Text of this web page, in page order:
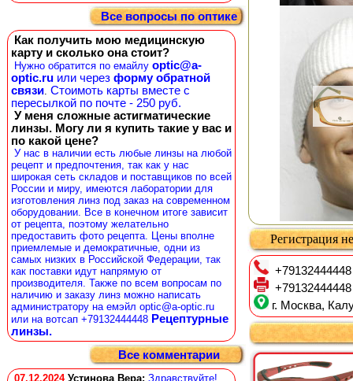
Все вопросы по оптике
Как получить мою медицинскую
карту и сколько она стоит?
Нужно обратится по емайлу optic@a-
optic.ru или через форму обратной
связи. Стоимоть карты вместе с
пересылкой по почте - 250 руб.
У меня сложные астигматические
линзы. Могу ли я купить такие у вас и
по какой цене?
У нас в наличии есть любые линзы на любой
рецепт и предпочтения, так как у нас
широкая сеть складов и поставщиков по всей
России и миру, имеются лаборатории для
изготовления линз под заказ на современном
оборудовании. Все в конечном итоге зависит
от рецепта, поэтому желательно
предоставить фото рецепта. Цены вполне
приемлемые и демократичные, одни из
самых низких в Российской Федерации, так
как поставки идут напрямую от
производителя. Также по всем вопросам по
наличию и заказу линз можно написать
администратору на емэйл optic@a-optic.ru
или на вотсап +79132444448 Рецептурные
линзы.
Все комментарии
07.12.2024 Устинова Вера: Здравствуйте!
Регистрация
+79132444448
+79132444448
г. Москва,